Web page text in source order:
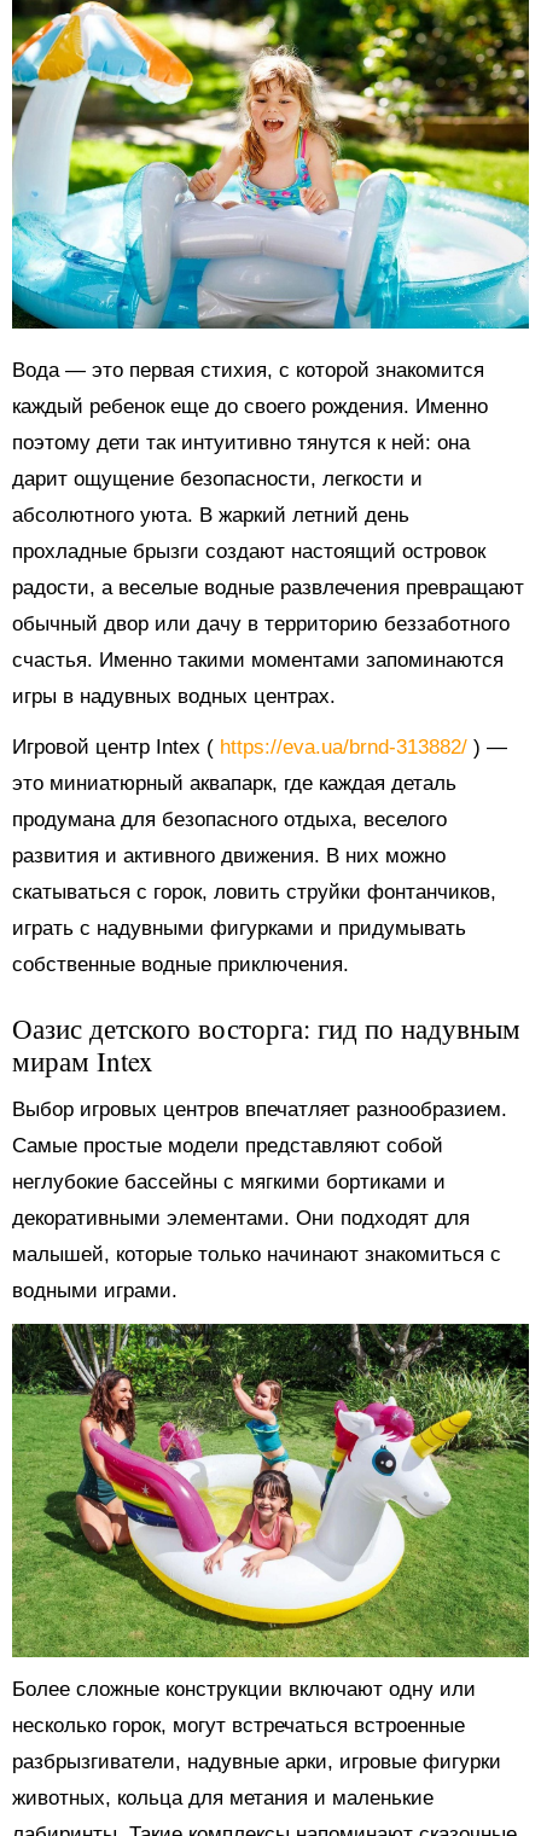
Вода — это первая стихия, с которой знакомится
каждый ребенок еще до своего рождения. Именно
поэтому дети так интуитивно тянутся к ней: она
дарит ощущение безопасности, легкости и
абсолютного уюта. В жаркий летний день
прохладные брызги создают настоящий островок
радости, а веселые водные развлечения превращают
обычный двор или дачу в территорию беззаботного
счастья. Именно такими моментами запоминаются
игры в надувных водных центрах.
Игровой центр Intex ( https://eva.ua/brnd-313882/ ) —
это миниатюрный аквапарк, где каждая деталь
продумана для безопасного отдыха, веселого
развития и активного движения. В них можно
скатываться с горок, ловить струйки фонтанчиков,
играть с надувными фигурками и придумывать
собственные водные приключения.
Оазис детского восторга: гид по надувным
мирам Intex
Выбор игровых центров впечатляет разнообразием.
Самые простые модели представляют собой
неглубокие бассейны с мягкими бортиками и
декоративными элементами. Они подходят для
малышей, которые только начинают знакомиться с
водными играми.
Более сложные конструкции включают одну или
несколько горок, могут встречаться встроенные
разбрызгиватели, надувные арки, игровые фигурки
животных, кольца для метания и маленькие